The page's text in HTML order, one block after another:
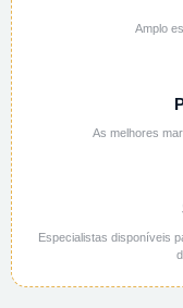
Amplo
As melhores
Especialistas disponíveis